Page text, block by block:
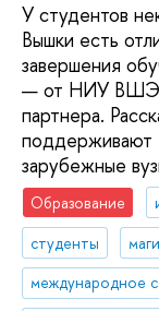
У студентов
Вышки есть
завершения
— от НИУ ВШЭ и
партнера.
поддерживают
зарубежные
Образование
студенты
международное